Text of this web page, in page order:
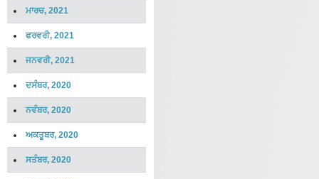
ਮਾਰਚ, 2021
ਫਰਵਰੀ, 2021
ਜਨਵਰੀ, 2021
ਦਸੰਬਰ, 2020
ਨਵੰਬਰ, 2020
ਅਕਤੂਬਰ, 2020
ਸਤੰਬਰ, 2020